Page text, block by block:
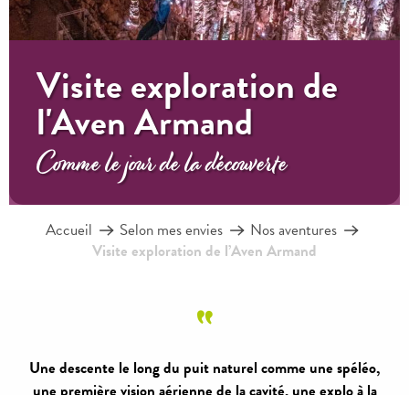
Visite exploration de
l'Aven Armand
Comme le jour de la découverte
Accueil Selon mes envies
Nos aventures
Visite exploration de l’Aven Armand
Une descente le long du puit naturel comme une spéléo,